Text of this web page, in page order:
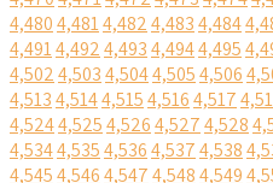
4,4804,4814,4824,4834,484
4,4914,4924,4934,4944,495
4,5024,5034,5044,5054,506
4,5134,5144,5154,5164,517
4,5244,5254,5264,5274,528
4,5344,5354,5364,5374,538
4,5454,5464,5474,5484,549